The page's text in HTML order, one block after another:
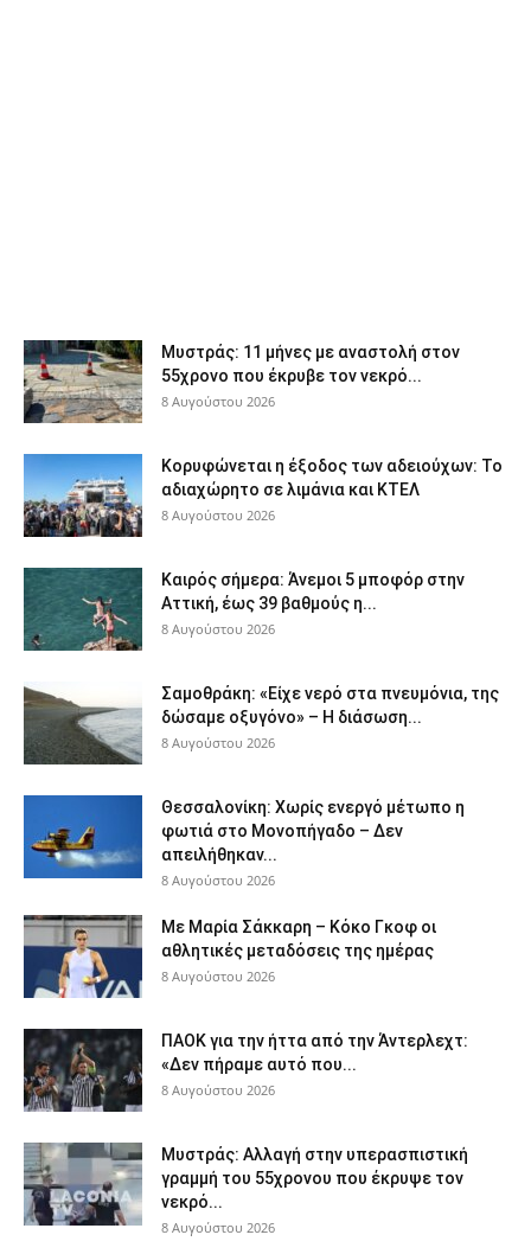
Μυστράς: 11 μήνες με αναστολή στον
55χρονο που έκρυβε τον νεκρό...
8 Αυγούστου 2026
Κορυφώνεται η έξοδος των αδειούχων: Το
αδιαχώρητο σε λιμάνια και ΚΤΕΛ
8 Αυγούστου 2026
Καιρός σήμερα: Άνεμοι 5 μποφόρ στην
Αττική, έως 39 βαθμούς η...
8 Αυγούστου 2026
Σαμοθράκη: «Είχε νερό στα πνευμόνια, της
δώσαμε οξυγόνο» – Η διάσωση...
8 Αυγούστου 2026
Θεσσαλονίκη: Χωρίς ενεργό μέτωπο η
φωτιά στο Μονοπήγαδο – Δεν
απειλήθηκαν...
8 Αυγούστου 2026
Με Μαρία Σάκκαρη – Κόκο Γκοφ οι
αθλητικές μεταδόσεις της ημέρας
8 Αυγούστου 2026
ΠΑΟΚ για την ήττα από την Άντερλεχτ:
«Δεν πήραμε αυτό που...
8 Αυγούστου 2026
Μυστράς: Αλλαγή στην υπερασπιστική
γραμμή του 55χρονου που έκρυψε τον
νεκρό...
8 Αυγούστου 2026